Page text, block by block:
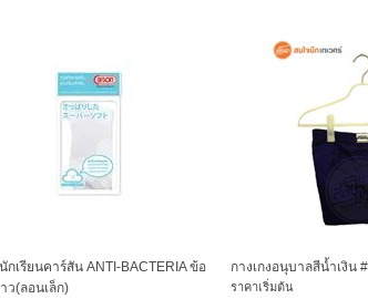
กเรียนคาร์สัน ANTI-BACTERIA ข้อ
ว(ลอนเล็ก)
กางเกงอนุบาลสีน้ำเงิน
ราคาเริ่มต้น